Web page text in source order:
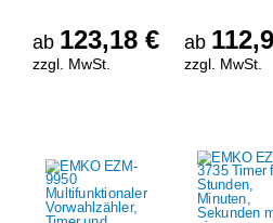
ab 123,18 €
zzgl. MwSt.
ab
zzgl. MwSt.